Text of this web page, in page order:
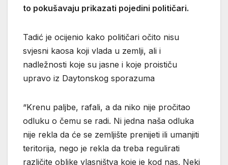
to pokušavaju prikazati pojedini političari.
Tadić je ocijenio kako političari očito nisu
svjesni kaosa koji vlada u zemlji, ali i
nadležnosti koje su jasne i koje proističu
upravo iz Daytonskog sporazuma
“Krenu paljbe, rafali, a da niko nije pročitao
odluku o čemu se radi. Ni jedna naša odluka
nije rekla da će se zemljište prenijeti ili umanjiti
teritorija, nego je rekla da treba regulirati
različite oblike vlasništva koje je kod nas. Neki